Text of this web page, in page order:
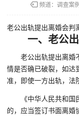
频道： 调查案例
老公出轨提出离婚会判
一、老公出
老公出轨提出离婚不
情是否确已破裂，如达
准，即使一方出轨，法
《中华人民共和国民
的，应当签订书面离婚